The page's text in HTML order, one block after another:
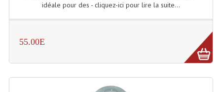
Pieces Détachées Sav
Enceintes Encastrables Ligne 100V 4-8 Ohm
idéale pour des - cliquez-ici pour lire la suite...
55.00E